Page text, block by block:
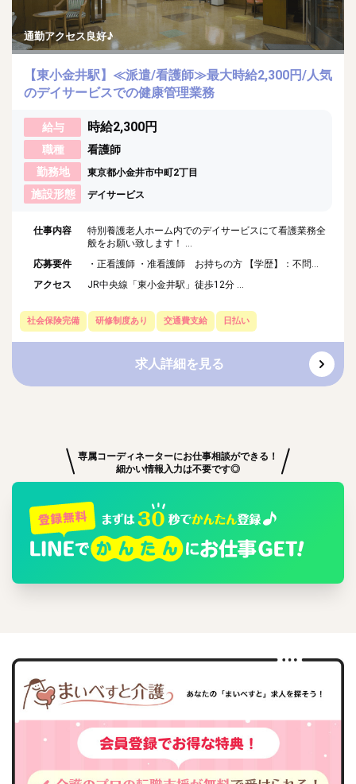
通勤アクセス良好♪
【東小金井駅】≪派遣/看護師≫最大時給2,300円/人気
のデイサービスでの健康管理業務
給与 時給2,300円
職種
看護師
勤務地
東京都小金井市中町2丁目
施設形態 デイサービス
仕事内容
特別養護老人ホーム内でのデイサービスにて看護業務全
般をお願い致します！ ...
応募要件
・正看護師 ・准看護師 お持ちの方 【学歴】：不問...
アクセス
JR中央線「東小金井駅」徒歩12分 ...
社会保険完備 研修制度あり 交通費支給 日払い
求人詳細を見る
専属コーディネーターにお仕事相談ができる！
細かい情報入力は不要です◎